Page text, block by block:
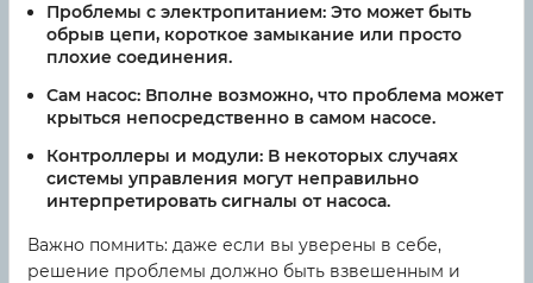
Проблемы с электропитанием: Это может быть
обрыв цепи, короткое замыкание или просто
плохие соединения.
Сам насос: Вполне возможно, что проблема может
крыться непосредственно в самом насосе.
Контроллеры и модули: В некоторых случаях
системы управления могут неправильно
интерпретировать сигналы от насоса.
Важно помнить: даже если вы уверены в себе,
решение проблемы должно быть взвешенным и